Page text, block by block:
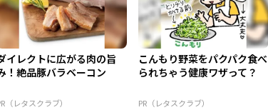
イレクトに広がる肉の旨
！絶品豚バラベーコン
（レタスクラブ）
こんもり野菜をパクパク食べ
られちゃう健康ワザって？
PR（レタスクラブ）